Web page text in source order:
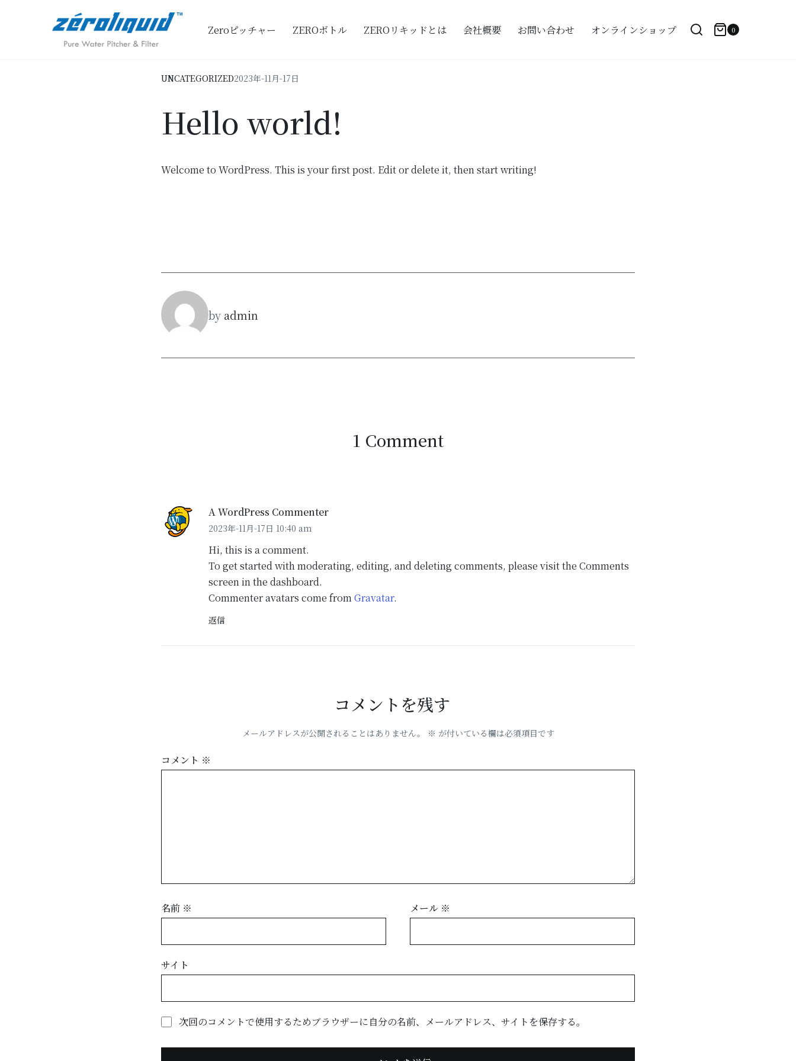
ゼ
Zeroピッチャー ZEROボトル ZEROリキッドとは 会社概要 お問い合わせ オンラインショップ
ToggleShopping
0
CATEGORIES:
UNCATEGORIZEDPUBLISHED:
2023年-11月-17日
Hello world!
Welcome to WordPress. This is your first post. Edit or delete it, then start writing!
by admin
1 Comment
A WordPress Commenter
2023年-11月-17日 10:40 am
Hi, this is a comment.
To get started with moderating, editing, and deleting comments, please visit the Comments
screen in the dashboard.
Commenter avatars come from Gravatar.
返信
コメントを残す
メールアドレスが公開されることはありません。 ※ が付いている欄は必須項目です
コメント ※
名前 ※ メール ※
サイト
次回のコメントで使用するためブラウザーに自分の名前、メールアドレス、サイトを保存する。